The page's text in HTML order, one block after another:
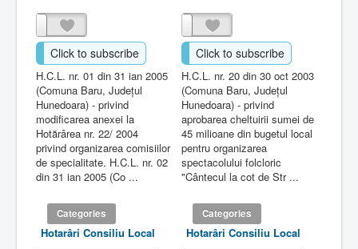
Click to subscribe
H.C.L. nr. 01 din 31 ian 2005
(Comuna Baru, Judeţul
Hunedoara) - privind
modificarea anexei la
Hotărârea nr. 22/ 2004
privind organizarea comisiilor
de specialitate. H.C.L. nr. 02
din 31 ian 2005 (Co ...
Categories
Hotarâri Consiliu Local
Click to subscribe
H.C.L. nr. 20 din 30 oct 2003
(Comuna Baru, Judeţul
Hunedoara) - privind
aprobarea cheltuirii sumei de
45 milioane din bugetul local
pentru organizarea
spectacolului folcloric
"Cântecul la cot de Str ...
Categories
Hotarâri Consiliu Local